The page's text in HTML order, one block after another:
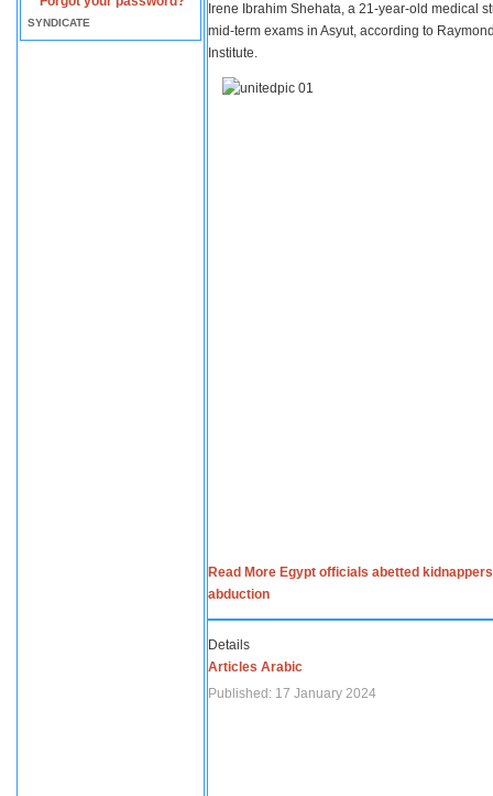
SYNDICATE
Irene Ibrahim Shehata, a 21-year-old medical
mid-term exams in Asyut, according to
Institute.
Read More Egypt officials abetted
abduction
Details
Articles Arabic
Published: 17 January 2024